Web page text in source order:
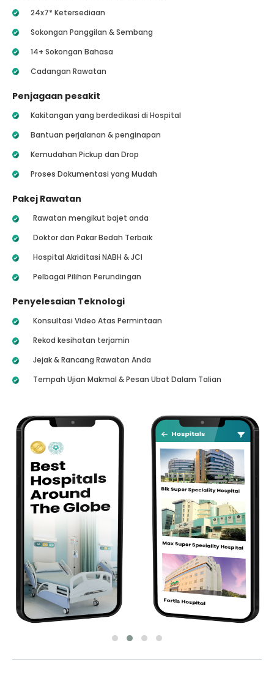
24x7* Ketersediaan
Sokongan Panggilan & Sembang
14+ Sokongan Bahasa
Cadangan Rawatan
Penjagaan pesakit
Kakitangan yang berdedikasi di Hospital
Bantuan perjalanan & penginapan
Kemudahan Pickup dan Drop
Proses Dokumentasi yang Mudah
Pakej Rawatan
Rawatan mengikut bajet anda
Doktor dan Pakar Bedah Terbaik
Hospital Akriditasi NABH & JCI
Pelbagai Pilihan Perundingan
Penyelesaian Teknologi
Konsultasi Video Atas Permintaan
Rekod kesihatan terjamin
Jejak & Rancang Rawatan Anda
Tempah Ujian Makmal & Pesan Ubat Dalam Talian